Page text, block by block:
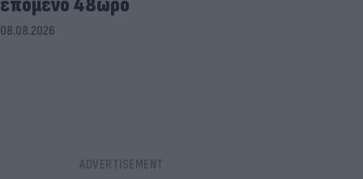
επόμενο 48ωρο
08.08.2026